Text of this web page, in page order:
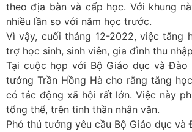
theo địa bàn và cấp học. Với khung
nhiều lần so với năm học trước.
Vì vậy, cuối tháng 12-2022, việc tăng
trợ học sinh, sinh viên, gia đình thu
Tại cuộc họp với Bộ Giáo dục và Đào
tướng Trần Hồng Hà cho rằng tăng
có tác động xã hội rất lớn. Việc này
tổng thể, trên tinh thần nhân văn.
Phó thủ tướng yêu cầu Bộ Giáo dục